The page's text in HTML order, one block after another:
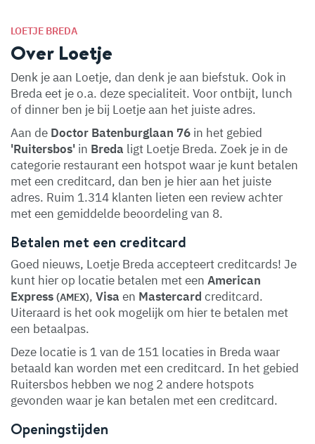
LOETJE BREDA
Over Loetje
Denk je aan Loetje, dan denk je aan biefstuk. Ook in
Breda eet je o.a. deze specialiteit. Voor ontbijt, lunch
of dinner ben je bij Loetje aan het juiste adres.
Aan de Doctor Batenburglaan 76 in het gebied
'Ruitersbos' in Breda ligt Loetje Breda. Zoek je in de
categorie restaurant een hotspot waar je kunt betalen
met een creditcard, dan ben je hier aan het juiste
adres. Ruim 1.314 klanten lieten een review achter
met een gemiddelde beoordeling van 8.
Betalen met een creditcard
Goed nieuws, Loetje Breda accepteert creditcards! Je
kunt hier op locatie betalen met een American
Express (AMEX), Visa en Mastercard creditcard.
Uiteraard is het ook mogelijk om hier te betalen met
een betaalpas.
Deze locatie is 1 van de 151 locaties in Breda waar
betaald kan worden met een creditcard. In het gebied
Ruitersbos hebben we nog 2 andere hotspots
gevonden waar je kan betalen met een creditcard.
Openingstijden